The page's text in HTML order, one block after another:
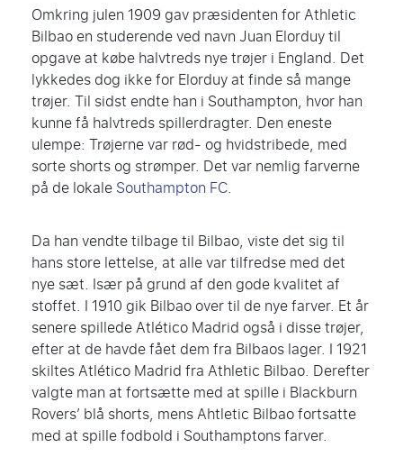
Omkring julen 1909 gav præsidenten for Athletic
Bilbao en studerende ved navn Juan Elorduy til
opgave at købe halvtreds nye trøjer i England. Det
lykkedes dog ikke for Elorduy at finde så mange
trøjer. Til sidst endte han i Southampton, hvor han
kunne få halvtreds spillerdragter. Den eneste
ulempe: Trøjerne var rød- og hvidstribede, med
sorte shorts og strømper. Det var nemlig farverne
på de lokaleSouthampton FC.
Da han vendte tilbage til Bilbao, viste det sig til
hans store lettelse, at alle var tilfredse med det
nye sæt. Især på grund af den gode kvalitet af
stoffet. I 1910 gik Bilbao over til de nye farver. Et år
senere spillede Atlético Madrid også i disse trøjer,
efter at de havde fået dem fra Bilbaos lager. I 1921
skiltes Atlético Madrid fra Athletic Bilbao. Derefter
valgte man at fortsætte med at spille i Blackburn
Rovers’ blå shorts, mens Ahtletic Bilbao fortsatte
med at spille fodbold i Southamptons farver.